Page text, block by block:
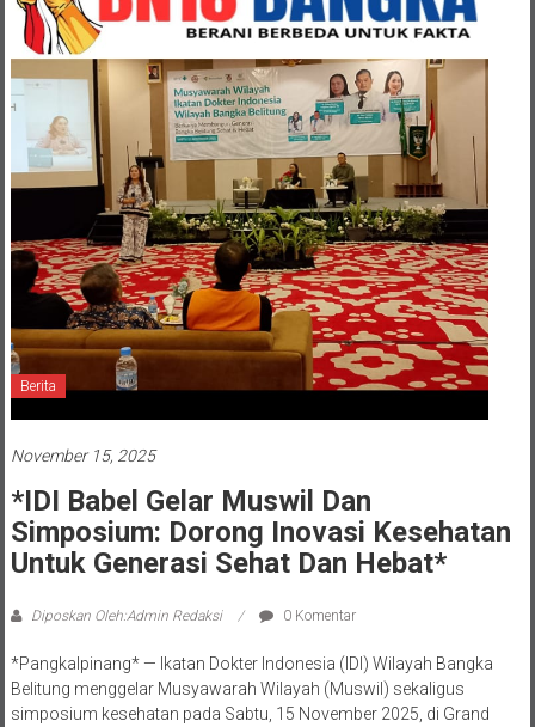
Berita
November 15, 2025
*IDI Babel Gelar Muswil Dan
Simposium: Dorong Inovasi Kesehatan
Untuk Generasi Sehat Dan Hebat*
Diposkan Oleh:Admin Redaksi 0 Komentar
*Pangkalpinang* — Ikatan Dokter Indonesia (IDI) Wilayah Bangka
Belitung menggelar Musyawarah Wilayah (Muswil) sekaligus
simposium kesehatan pada Sabtu, 15 November 2025, di Grand